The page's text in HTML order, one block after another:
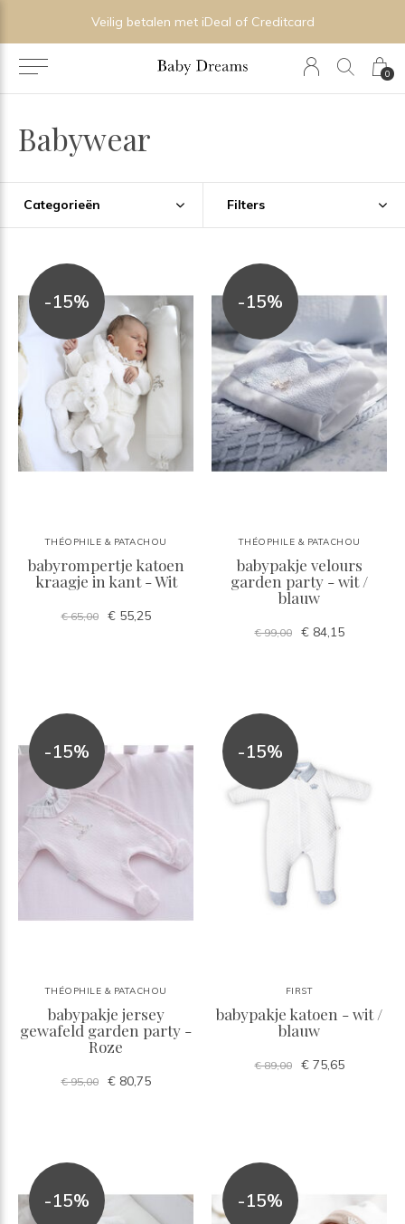
0
Veilig betalen met iDeal of Creditcard
Babywear
Categorieën Filters
-15%
THÉOPHILE & PATACHOU
babyrompertje katoen
kraagje in kant - Wit
€ 65,00 € 55,25
-15%
THÉOPHILE & PATACHOU
babypakje velours
garden party - wit /
blauw
€ 99,00 € 84,15
-15%
THÉOPHILE & PATACHOU
babypakje jersey
gewafeld garden party -
Roze
€ 95,00 € 80,75
-15%
FIRST
babypakje katoen - wit /
blauw
€ 89,00 € 75,65
-15% -15%